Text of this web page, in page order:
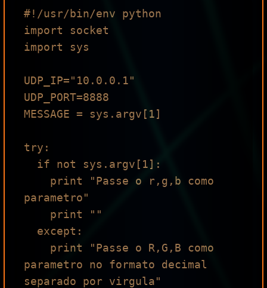
#!/usr/bin/env python
import socket
import sys
UDP_IP="10.0.0.1"
UDP_PORT=8888
MESSAGE = sys.argv[1]
try:
parametro"
parametro no formato decimal
separado por virgula"